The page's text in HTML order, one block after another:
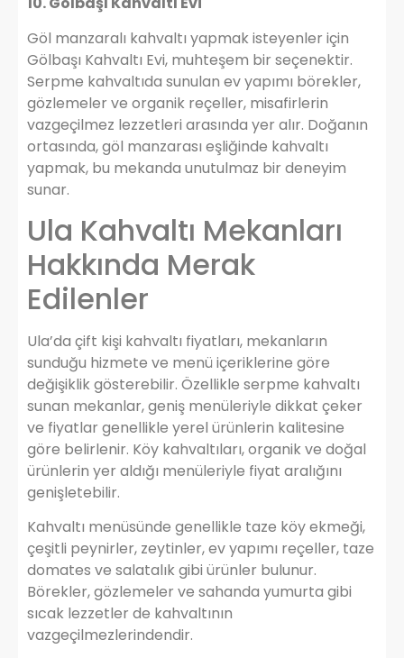
Göl manzaralı kahvaltı yapmak isteyenler için
Gölbaşı Kahvaltı Evi, muhteşem bir seçenektir.
Serpme kahvaltıda sunulan ev yapımı börekler,
gözlemeler ve organik reçeller, misafirlerin
vazgeçilmez lezzetleri arasında yer alır. Doğanın
ortasında, göl manzarası eşliğinde kahvaltı
yapmak, bu mekanda unutulmaz bir deneyim
sunar.
Ula Kahvaltı Mekanları
Hakkında Merak
Edilenler
Ula’da çift kişi kahvaltı fiyatları, mekanların
sunduğu hizmete ve menü içeriklerine göre
değişiklik gösterebilir. Özellikle serpme kahvaltı
sunan mekanlar, geniş menüleriyle dikkat çeker
ve fiyatlar genellikle yerel ürünlerin kalitesine
göre belirlenir. Köy kahvaltıları, organik ve doğal
ürünlerin yer aldığı menüleriyle fiyat aralığını
genişletebilir.
Kahvaltı menüsünde genellikle taze köy ekmeği,
çeşitli peynirler, zeytinler, ev yapımı reçeller, taze
domates ve salatalık gibi ürünler bulunur.
Börekler, gözlemeler ve sahanda yumurta gibi
sıcak lezzetler de kahvaltının
vazgeçilmezlerindendir.